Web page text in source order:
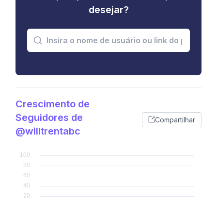
desejar?
Crescimento de
Seguidores de
@willtrentabc
Compartilhar